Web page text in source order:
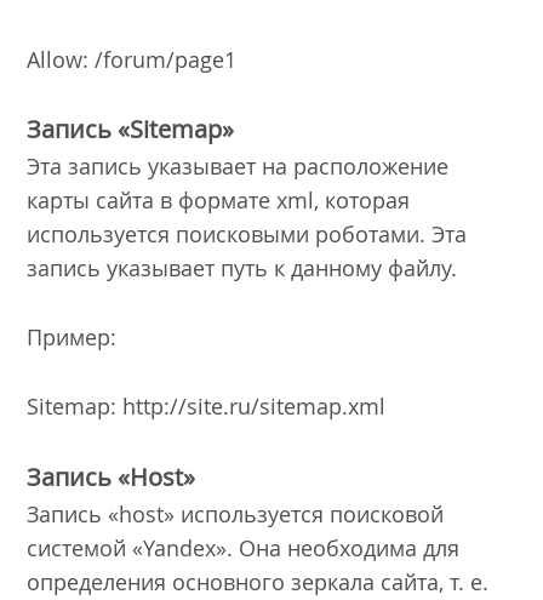
Allow: /forum/page1
Запись «Sitemap»
Эта запись указывает на расположение
карты сайта в формате xml, которая
используется поисковыми роботами. Эта
запись указывает путь к данному файлу.
Пример:
Sitemap: http://site.ru/sitemap.xml
Запись «Host»
Запись «host» используется поисковой
системой «Yandex». Она необходима для
определения основного зеркала сайта, т. е.